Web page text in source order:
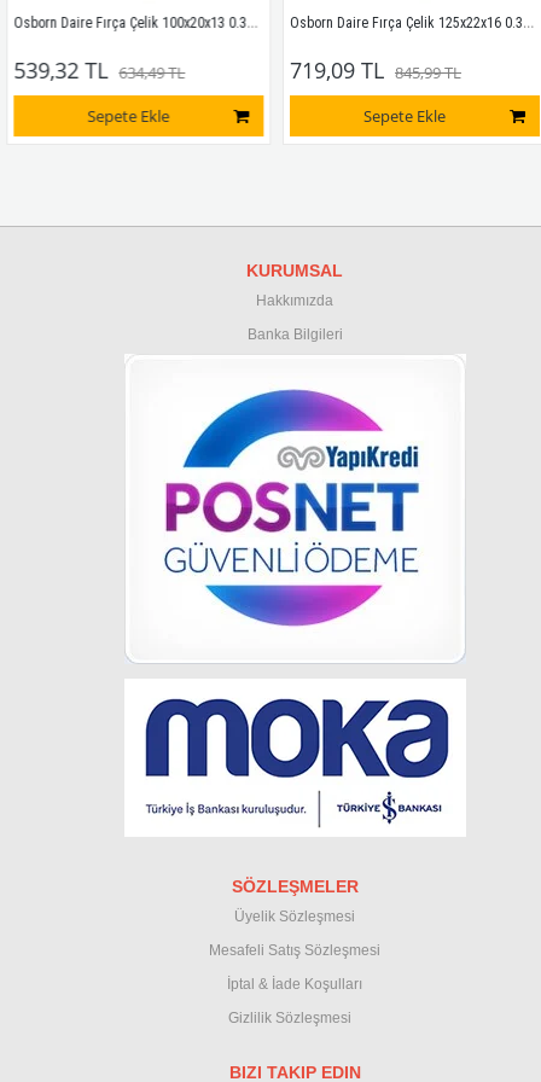
Osborn Daire Fırça Çelik 100x20x13 0.30 8.000
TL 634,49 TL
Sepete Ekle
Osborn Daire Fırça Çelik 125x22x16 0.30 6.000
719,09 TL 845,99 TL
Sepete Ekle
KURUMSAL
Hakkımızda
Banka Bilgileri
SÖZLEŞMELER
Üyelik Sözleşmesi
Mesafeli Satış Sözleşmesi
İptal & İade Koşulları
Gizlilik Sözleşmesi
BIZI TAKIP EDIN